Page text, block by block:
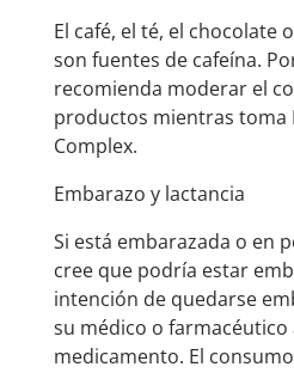
El café, el té, el chocolate
son fuentes de cafeína.
recomienda moderar el
productos mientras toma
Complex.
Embarazo y lactancia
Si está embarazada o en
cree que podría estar
intención de quedarse
su médico o
medicamento. El